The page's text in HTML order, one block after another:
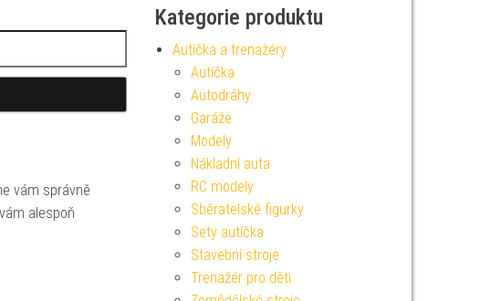
vám správně
alespoň
Kategorie produktu
Autíčka a trenažéry
Autíčka
Autodráhy
Garáže
Modely
Nákladní auta
RC modely
Sběratelské figurky
Sety autíčka
Stavební stroje
Trenažér pro děti